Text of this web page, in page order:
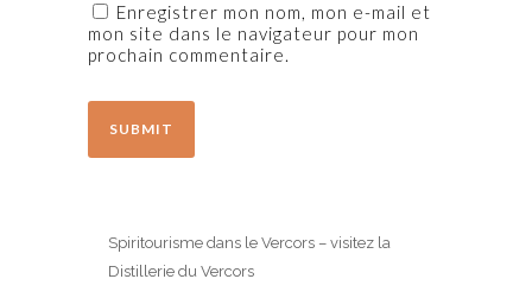
Enregistrer mon nom, mon e-mail et
mon site dans le navigateur pour mon
prochain commentaire.
Spiritourisme dans le Vercors – visitez la
Distillerie du Vercors